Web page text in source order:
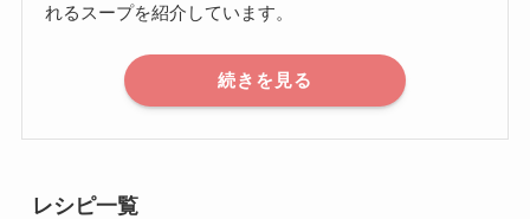
れるスープを紹介しています。
続きを見る
レシピ一覧